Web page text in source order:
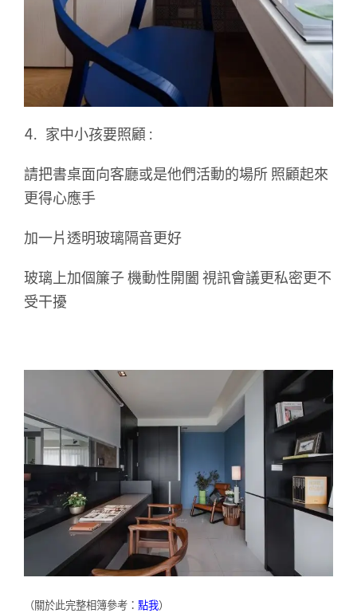
4. 家中小孩要照顧 :
請把書桌面向客廳或是他們活動的場所 照顧起來
更得心應手
加一片透明玻璃隔音更好
玻璃上加個簾子 機動性開闔 視訊會議更私密更不
受干擾
（關於此完整相簿參考： 點我）